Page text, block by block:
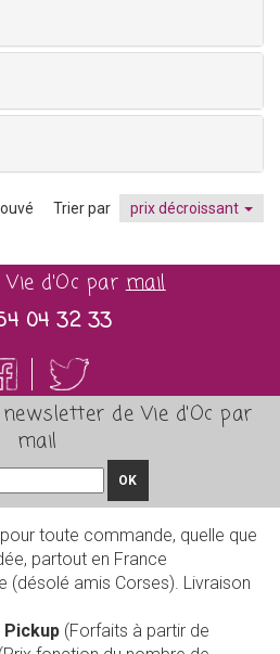
Trier par prix décroissant
Vie d'Oc parmail
04 32 33
de Vie d'Oc par
mail
OK
toute commande, quelle que
partout en France
(désolé amis Corses). Livraison
Pickup (Forfaits à partir de